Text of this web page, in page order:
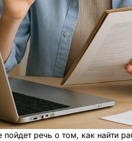
пойдет речь о том, как найти